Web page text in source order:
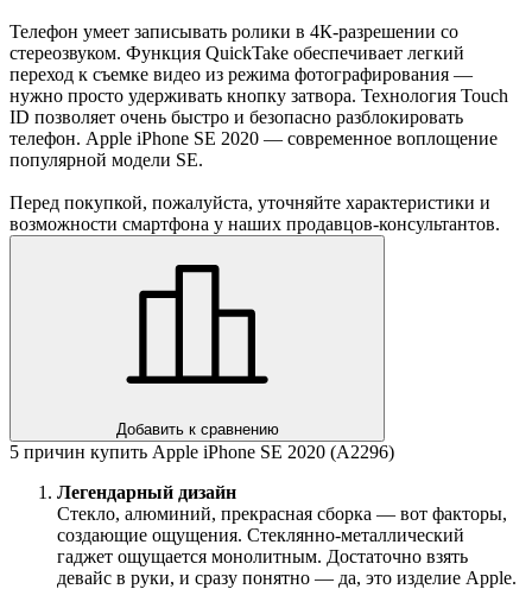
Телефон умеет записывать ролики в 4К-разрешении со
стереозвуком. Функция QuickTake обеспечивает легкий
переход к съемке видео из режима фотографирования —
нужно просто удерживать кнопку затвора. Технология Touch
ID позволяет очень быстро и безопасно разблокировать
телефон. Apple iPhone SE 2020 — современное воплощение
популярной модели SE.
Перед покупкой, пожалуйста, уточняйте характеристики и
возможности смартфона у наших продавцов-консультантов.
Добавить к сравнению
5 причин купить Apple iPhone SE 2020 (A2296)
Легендарный дизайн
Стекло, алюминий, прекрасная сборка — вот факторы,
создающие ощущения. Стеклянно-металлический
гаджет ощущается монолитным. Достаточно взять
девайс в руки, и сразу понятно — да, это изделие Apple.